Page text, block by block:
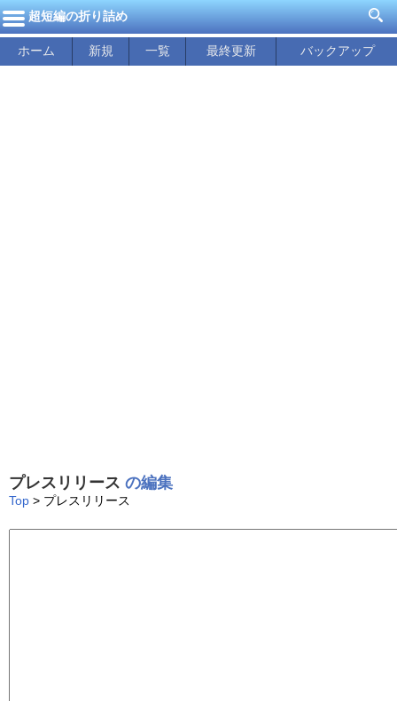
超短編の折り詰め
ホーム 新規 一覧 最終更新 バックアップ
プレスリリース の編集
Top > プレスリリース